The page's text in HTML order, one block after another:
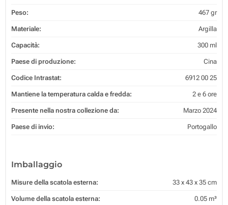
Peso: 467 gr
Materiale: Argilla
Capacità: 300 ml
Paese di produzione: Cina
Codice Intrastat: 6912 00 25
Mantiene la temperatura calda e fredda: 2 e 6 ore
Presente nella nostra collezione da: Marzo 2024
Paese di invio: Portogallo
Imballaggio
Misure della scatola esterna: 33 x 43 x 35 cm
Volume della scatola esterna: 0.05 m³